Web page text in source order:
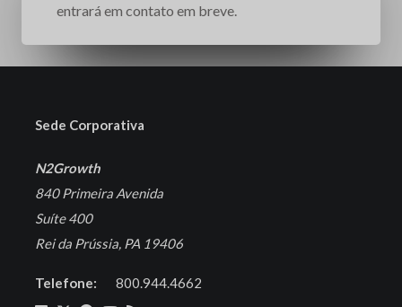
entrará em contato em breve.
Sede Corporativa
N2Growth
840 Primeira Avenida
Suíte 400
Rei da Prússia, PA 19406
Telefone: 800.944.4662